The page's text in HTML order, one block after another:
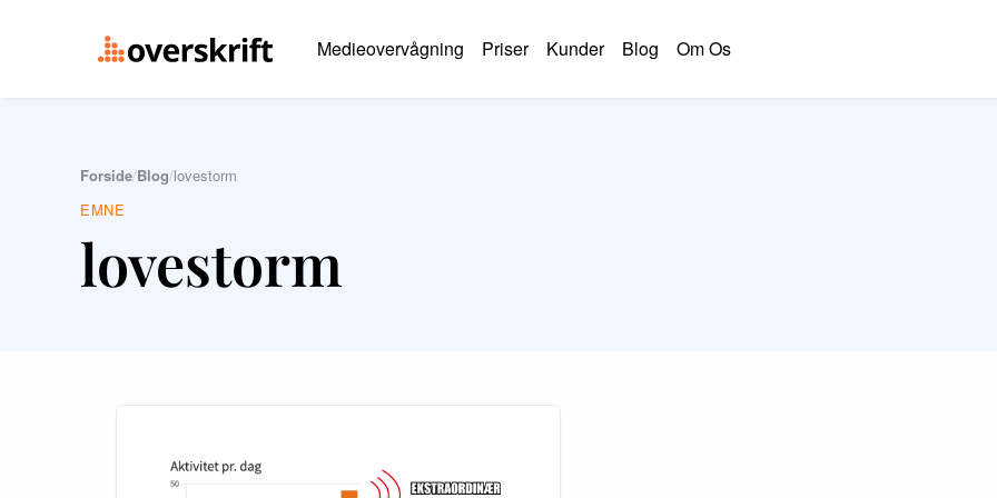
Medieovervågning Priser Kunder Blog Om Os
Forside/Blog/lovestorm
EMNE
lovestorm